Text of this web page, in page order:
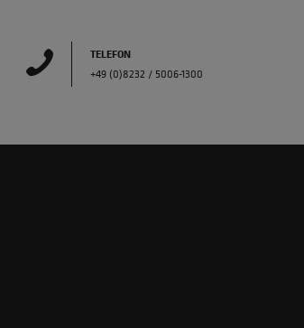
TELEFON
+49 (0)8232 / 5006-1300